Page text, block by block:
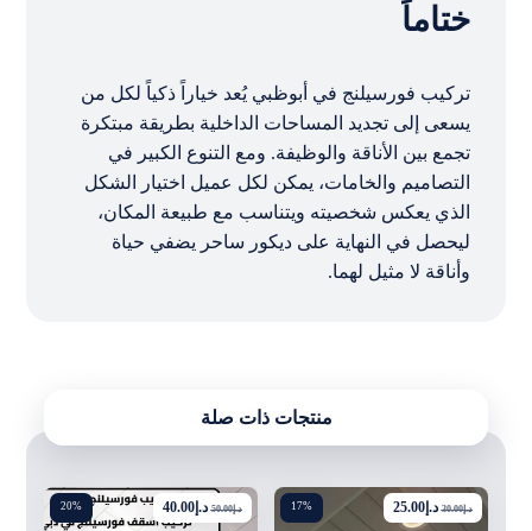
ختاماً
تركيب فورسيلنج في أبوظبي يُعد خياراً ذكياً لكل من
يسعى إلى تجديد المساحات الداخلية بطريقة مبتكرة
تجمع بين الأناقة والوظيفة. ومع التنوع الكبير في
التصاميم والخامات، يمكن لكل عميل اختيار الشكل
الذي يعكس شخصيته ويتناسب مع طبيعة المكان،
ليحصل في النهاية على ديكور ساحر يضفي حياة
وأناقة لا مثيل لهما.
منتجات ذات صلة
17% د.إ30.00 د.إ25.00
20% د.إ50.00 د.إ40.00